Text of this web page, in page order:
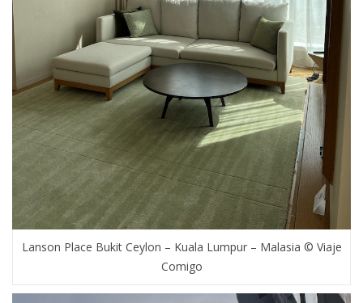
Lanson Place Bukit Ceylon – Kuala Lumpur – Malasia © Viaje
Comigo